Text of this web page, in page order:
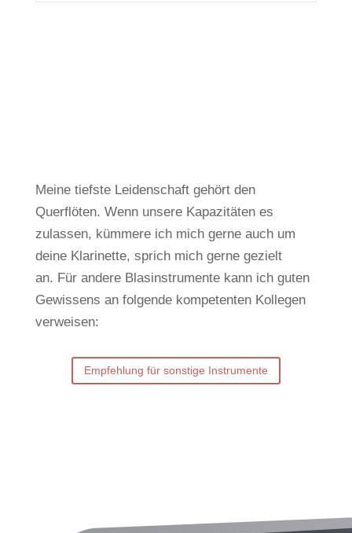
Meine tiefste Leidenschaft gehört den
Querflöten. Wenn unsere Kapazitäten es
zulassen, kümmere ich mich gerne auch um
deine Klarinette, sprich mich gerne gezielt
an. Für andere Blasinstrumente kann ich guten
Gewissens an folgende kompetenten Kollegen
verweisen:
Empfehlung für sonstige Instrumente